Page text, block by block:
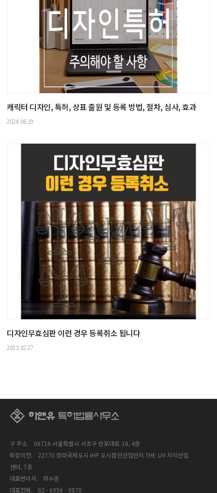
캐릭터 디자인, 특허, 상표 출원 및 등록 방법, 절차, 심사, 효과
2024.06.19
디자인무효심판 이런 경우 등록취소 됩니다
2023.02.27
구 주소.
06716 서울특별시 서초구 반포대로 18, 4층
확장이전.
22770 청라국제도시 IHP 도시첨단산업단지 THE LIV 지식산업
센터, 7층
대표변리사.
하수준
대표전화.
02 - 6956 - 0870